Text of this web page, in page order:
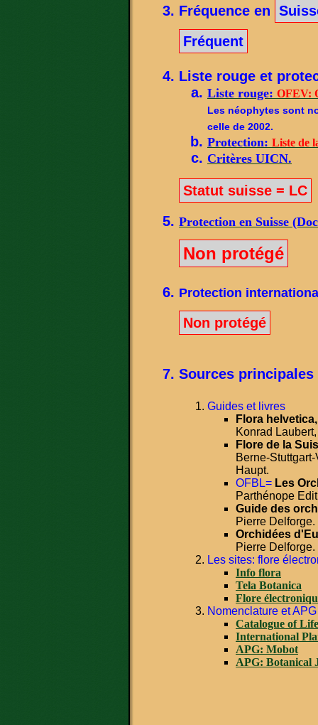
Fréquence en
Fréquent
Liste rouge et
Liste rouge: OFEV:
Les néophytes sont
celle de 2002.
Protection: Liste de
Critères UICN.
Statut suisse = LC
Protection en Suisse
Non protégé
Protection
Non protégé
Sources principales
Guides et livres
Flora
Konrad
Flore de la
Berne-
Haupt.
OFBL= Les
Parthénope
Guide des
Pierre
Orchidées
Pierre
Les sites: flore
Info flora
Tela Botanica
Flore
Nomenclature et APG
Catalogue of Life
International
APG: Mobot
APG: Botanical